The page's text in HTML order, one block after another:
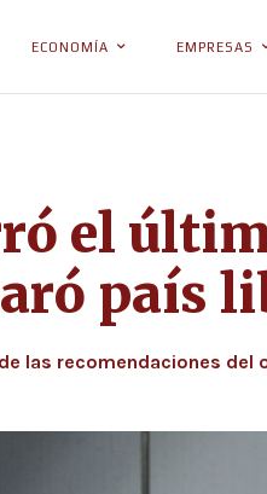
ECONOMÍA EMPRESAS
el
país
las recomendaciones del